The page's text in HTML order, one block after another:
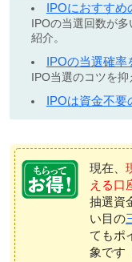
IPOにおすすめ
IPOの当選回数が
紹介。
IPOの当選確率
IPO当選のコツを抑
IPOは資金不要
現在、
える口
抽選資
い目の
てもポ
象です